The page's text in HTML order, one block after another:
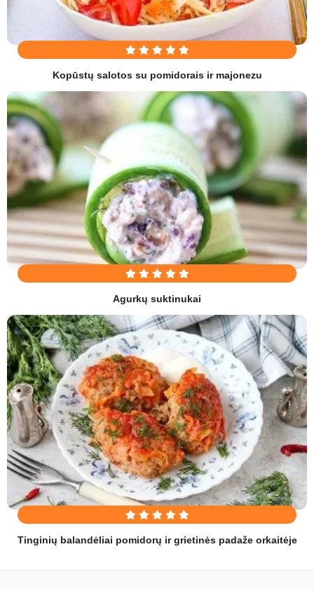
Kopūstų salotos su pomidorais ir majonezu
Agurkų suktinukai
Tinginių balandėliai pomidorų ir grietinės padaže orkaitėje